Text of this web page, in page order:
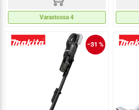
Varastossa 4
−31 %